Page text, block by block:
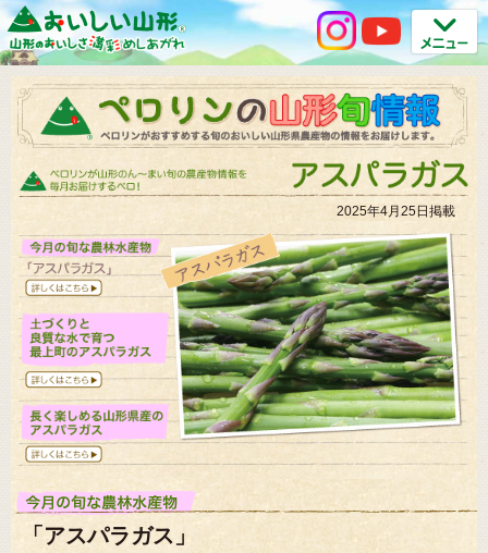
2025年4月25日掲載
「アスパラガス」